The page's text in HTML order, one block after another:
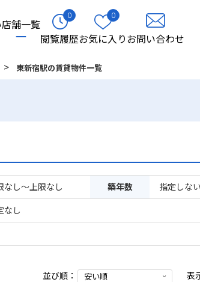
店舗一覧
0
閲覧履歴
0
お気に入りお問い合わせ
> 東新宿駅の賃貸物件一覧
なし～上限なし 築年数
指定しない
なし
並び順： 表